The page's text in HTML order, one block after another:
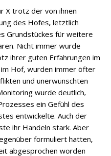
X trotz der von ihnen
des Hofes, letztlich
Grundstückes für weitere
Nicht immer wurde
ihrer guten Erfahrungen im
Hof, wurden immer öfter
und unerwünschten
wurde deutlich,
ein Gefühl des
entwickelte. Auch der
ihr Handeln stark. Aber
formuliert hatten,
abgesprochen worden